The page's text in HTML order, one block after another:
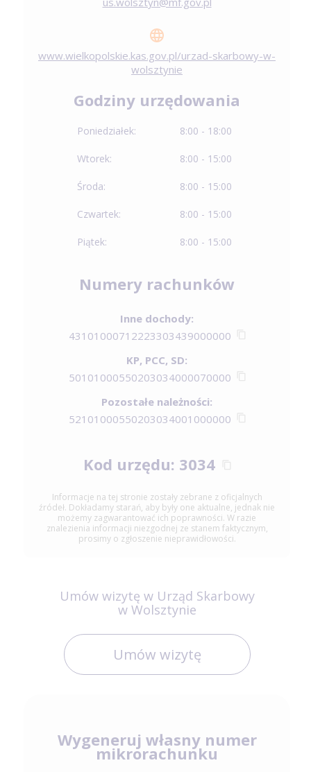
www.wielkopolskie.kas.gov.pl/urzad-skarbowy-w-
wolsztynie
Godziny urzędowania
Poniedziałek: 8:00 - 18:00
Wtorek: 8:00 - 15:00
Środa: 8:00 - 15:00
Czwartek: 8:00 - 15:00
Piątek: 8:00 - 15:00
Numery rachunków
Inne dochody:
43101000712223303439000000
KP, PCC, SD:
50101000550203034000070000
Pozostałe należności:
52101000550203034001000000
Kod urzędu: 3034
Informacje na tej stronie zostały zebrane z oficjalnych
źródeł. Dokładamy starań, aby były one aktualne, jednak nie
możemy zagwarantować ich poprawności. W razie
znalezienia informacji niezgodnej ze stanem faktycznym,
prosimy o zgłoszenie nieprawidłowości.
Umów wizytę w Urząd Skarbowy
w Wolsztynie
Umów wizytę
Wygeneruj własny numer
mikrorachunku